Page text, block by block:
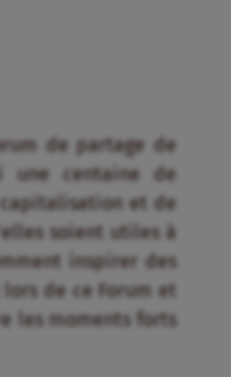
de partage de
une centaine de
capitalisation et de
soient utiles à
inspirer des
de ce Forum et
les moments forts